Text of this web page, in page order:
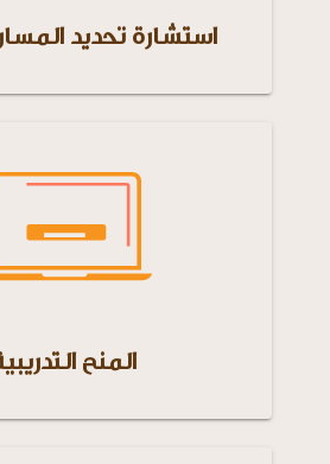
استشارة تحديد
المنح